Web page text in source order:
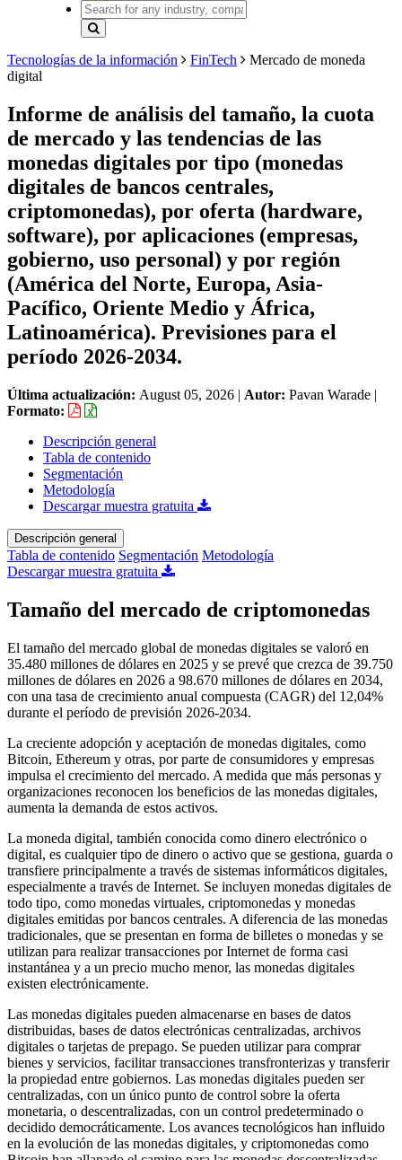
Tecnologías de la información FinTech
Mercado de moneda
digital
Informe de análisis del tamaño, la cuota
de mercado y las tendencias de las
monedas digitales por tipo (monedas
digitales de bancos centrales,
criptomonedas), por oferta (hardware,
software), por aplicaciones (empresas,
gobierno, uso personal) y por región
(América del Norte, Europa, Asia-
Pacífico, Oriente Medio y África,
Latinoamérica). Previsiones para el
período 2026-2034.
Última actualización: August 05, 2026 | Autor: Pavan Warade |
Formato:
Descripción general
Tabla de contenido
Segmentación
Metodología
Descargar muestra gratuita
Descripción general
Tabla de contenido Segmentación Metodología
Descargar muestra gratuita
Tamaño del mercado de criptomonedas
El tamaño del mercado global de monedas digitales se valoró en
35.480 millones de dólares en 2025 y se prevé que crezca de 39.750
millones de dólares en 2026 a 98.670 millones de dólares en 2034,
con una tasa de crecimiento anual compuesta (CAGR) del 12,04%
durante el período de previsión 2026-2034.
La creciente adopción y aceptación de monedas digitales, como
Bitcoin, Ethereum y otras, por parte de consumidores y empresas
impulsa el crecimiento del mercado. A medida que más personas y
organizaciones reconocen los beneficios de las monedas digitales,
aumenta la demanda de estos activos.
La moneda digital, también conocida como dinero electrónico o
digital, es cualquier tipo de dinero o activo que se gestiona, guarda o
transfiere principalmente a través de sistemas informáticos digitales,
especialmente a través de Internet. Se incluyen monedas digitales de
todo tipo, como monedas virtuales, criptomonedas y monedas
digitales emitidas por bancos centrales. A diferencia de las monedas
tradicionales, que se presentan en forma de billetes o monedas y se
utilizan para realizar transacciones por Internet de forma casi
instantánea y a un precio mucho menor, las monedas digitales
existen electrónicamente.
Las monedas digitales pueden almacenarse en bases de datos
distribuidas, bases de datos electrónicas centralizadas, archivos
digitales o tarjetas de prepago. Se pueden utilizar para comprar
bienes y servicios, facilitar transacciones transfronterizas y transferir
la propiedad entre gobiernos. Las monedas digitales pueden ser
centralizadas, con un único punto de control sobre la oferta
monetaria, o descentralizadas, con un control predeterminado o
decidido democráticamente. Los avances tecnológicos han influido
en la evolución de las monedas digitales, y criptomonedas como